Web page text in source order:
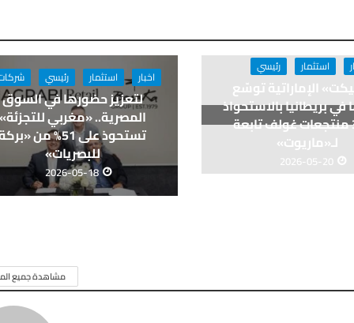
استثمار رئيسي
الإماراتية توسّع
بريطانيا بالاستحواذ
على 3 منتجعات غولف تابعة
لـ«ماريوت»
2026-05-20
اخبار استثمار رئيسي
لتعزيز حضورها في السوق
المصرية.. «مغربي
تستحوذ على 51% من
للبصريات»
2026-05-18
مشاهدة جميع